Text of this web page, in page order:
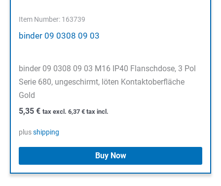
Item Number: 163739
binder 09 0308 09 03
binder 09 0308 09 03 M16 IP40 Flanschdose, 3 Pol
Serie 680, ungeschirmt, löten Kontaktoberfläche
Gold
5,35 € tax excl. 6,37 € tax incl.
plusshipping
Buy Now